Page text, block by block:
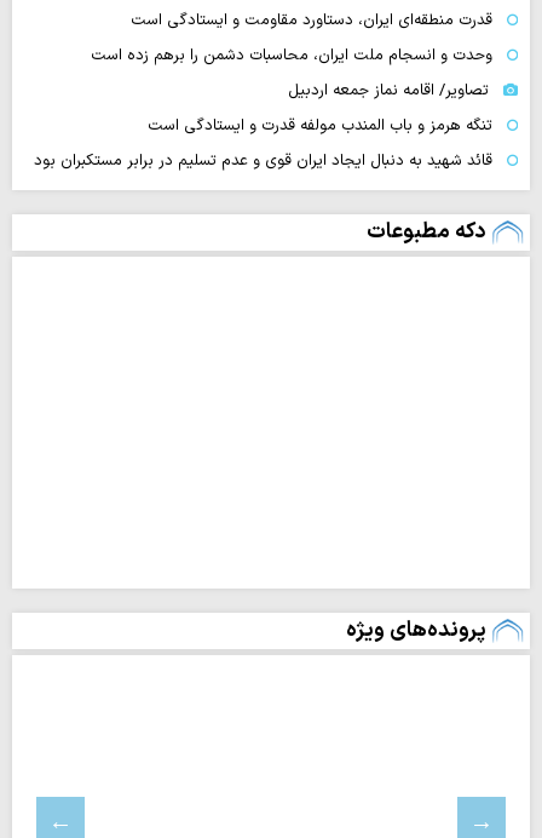
قدرت منطقه‌ای ایران، دستاورد مقاومت و ایستادگی است
وحدت و انسجام ملت ایران، محاسبات دشمن را برهم زده است
تصاویر/ اقامه نماز جمعه اردبیل
تنگه‌ هرمز و باب المندب مولفه قدرت و ایستادگی است
قائد شهید به دنبال ایجاد ایران قوی و عدم تسلیم در برابر مستکبران بود
دکه مطبوعات
پرونده‌های ویژه